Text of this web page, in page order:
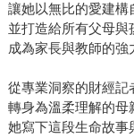
讓她以無比的愛建構
並打造給所有父母與
成為家長與教師的強
從專業洞察的財經記
轉身為溫柔理解的母
她寫下這段生命故